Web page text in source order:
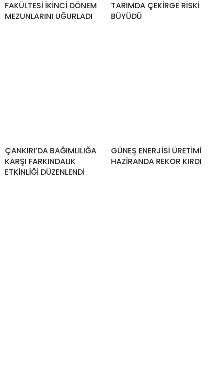
FAKÜLTESİ İKİNCİ DÖNEM
MEZUNLARINI UĞURLADI
TARIMDA ÇEKİRGE RİSKİ
BÜYÜDÜ
ÇANKIRI’DA BAĞIMLILIĞA
KARŞI FARKINDALIK
ETKİNLİĞİ DÜZENLENDİ
GÜNEŞ ENERJİSİ ÜRETİMİ
HAZİRANDA REKOR KIRDI